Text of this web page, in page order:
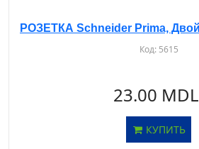
Код: 5615
23.00 MDL
КУПИТЬ